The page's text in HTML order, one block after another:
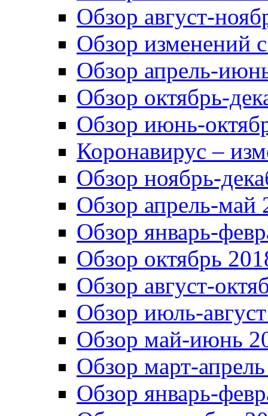
Обзор август-
Обзор изменений
Обзор апрель-
Обзор октябрь-
Обзор июнь-
Коронавирус –
Обзор ноябрь-
Обзор апрель-май
Обзор январь-
Обзор октябрь
Обзор август-
Обзор июль-
Обзор май-июнь
Обзор март-
Обзор январь-